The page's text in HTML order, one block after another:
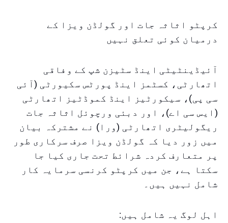
کرپٹو اثاثہ جات اور گولڈن ویزا کے
درمیان کوئی تعلق نہیں
آئیڈینٹیٹی اینڈ سٹیزن شپ کے وفاقی
اتھارٹی، کسٹمز اینڈ پورٹس سکیورٹی (آئی
سی پی)، سیکورٹیز اینڈ کموڈٹیز اتھارٹی
(ایس سی اے)، اور دبئی ورچوئل اثاثہ جات
ریگولیٹری اتھارٹی (ورا) نے مشترکہ بیان
میں زور دیا کہ گولڈن ویزا صرف سرکاری طور
پر متعارف کردہ شرائط تحت جاری کیا جا
سکتا ہے، جن میں کرپٹو کرنسی سرمایہ کار
شامل نہیں ہیں۔
اہل لوگ یہ شامل ہیں: